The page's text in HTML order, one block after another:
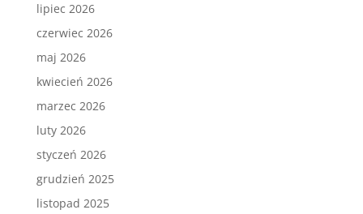
lipiec 2026
czerwiec 2026
maj 2026
kwiecień 2026
marzec 2026
luty 2026
styczeń 2026
grudzień 2025
listopad 2025